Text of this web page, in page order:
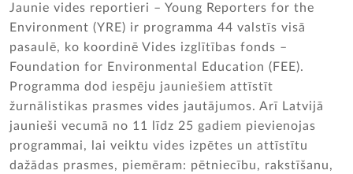
Jaunie vides reportieri – Young Reporters for the
Environment (YRE) ir programma 44 valstīs visā
pasaulē, ko koordinē Vides izglītības fonds –
Foundation for Environmental Education (FEE).
Programma dod iespēju jauniešiem attīstīt
žurnālistikas prasmes vides jautājumos. Arī Latvijā
jaunieši vecumā no 11 līdz 25 gadiem pievienojas
programmai, lai veiktu vides izpētes un attīstītu
dažādas prasmes, piemēram: pētniecību, rakstīšanu,